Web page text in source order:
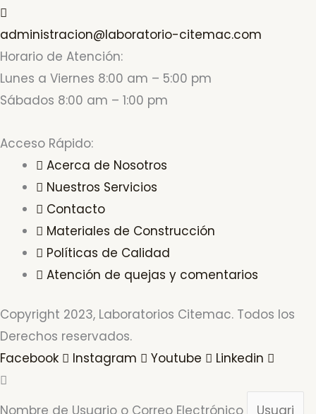
administracion@laboratorio-citemac.com
Horario de Atención:
Lunes a Viernes 8:00 am – 5:00 pm
Sábados 8:00 am – 1:00 pm
Acceso Rápido:
Acerca de Nosotros
Nuestros Servicios
Contacto
Materiales de Construcción
Políticas de Calidad
Atención de quejas y comentarios
Copyright 2023, Laboratorios Citemac. Todos los
Derechos reservados.
Facebook
Instagram Youtube Linkedin
Nombre de Usuario o Correo Electrónico